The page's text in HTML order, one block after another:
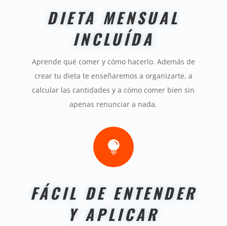
DIETA MENSUAL
INCLUÍDA
Aprende qué comer y cómo hacerlo. Además de
crear tu dieta te enseñaremos a organizarte, a
calcular las cantidades y a cómo comer bien sin
apenas renunciar a nada.

FÁCIL DE ENTENDER
Y APLICAR